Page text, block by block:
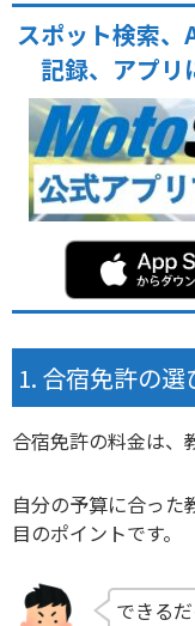
スポット検索、
記録、アプリ
合宿免許の選
合宿免許の料金は、
自分の予算に合った
目のポイントです。
できる